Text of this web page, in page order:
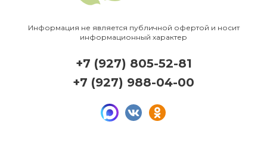
Информация не является публичной офертой и носит
информационный характер
+7 (927) 805-52-81
+7 (927) 988-04-00